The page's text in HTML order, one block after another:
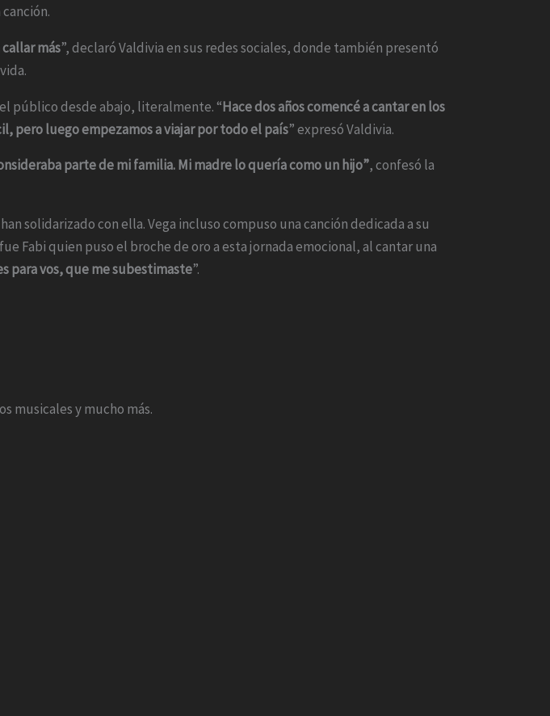
más”, declaró Valdivia en sus redes sociales, donde también presentó
público desde abajo, literalmente. “Hace dos años comencé a cantar en los
pero luego empezamos a viajar por todo el país” expresó Valdivia.
parte de mi familia. Mi madre lo quería como un hijo”, confesó la
solidarizado con ella. Vega incluso compuso una canción dedicada a su
Fabi quien puso el broche de oro a esta jornada emocional, al cantar una
para vos, que me subestimaste”.
musicales y mucho más.